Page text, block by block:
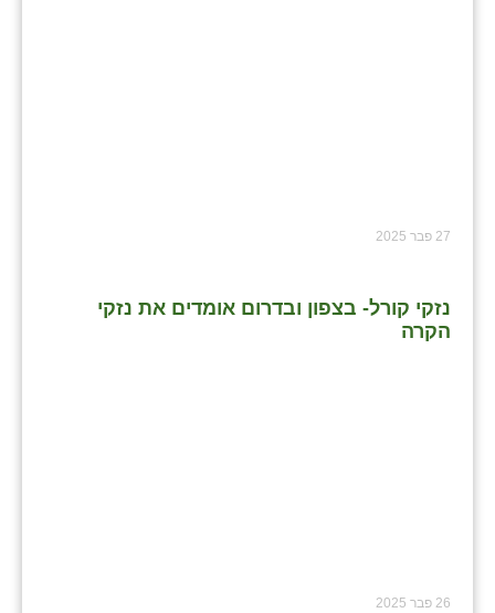
27 פבר 2025
נזקי קורל- בצפון ובדרום אומדים את נזקי
הקרה
26 פבר 2025